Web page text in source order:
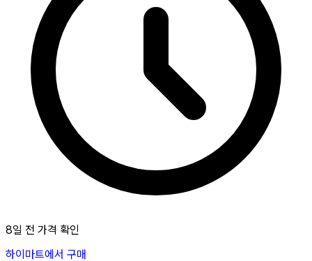
8일 전 가격 확인
하이마트에서 구매